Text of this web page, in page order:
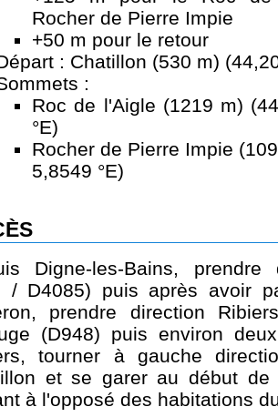
Rocher de Pierre Impie
+50 m pour le retour
: Chatillon (530 m)
:
Roc de l'Aigle (1219 m)
°E)
Rocher de Pierre Impie
5,8549 °E)
Digne-les-Bains, prendre
/ D4085) puis après avoir
prendre direction
(D948) puis environ
tourner à gauche
et se garer au début de
à l'opposé des habitations